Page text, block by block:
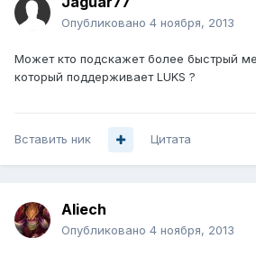
Опубликовано 4 ноября, 2013
Может кто подскажет более быстрый
который поддерживает LUKS ?
Вставить ник Цитата
Aliech
Опубликовано 4 ноября, 2013